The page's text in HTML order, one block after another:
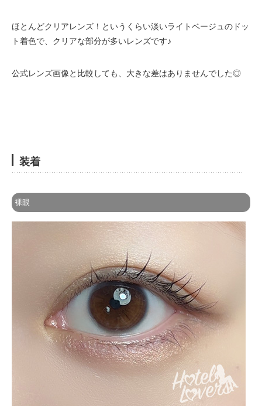
ほとんどクリアレンズ！というくらい淡いライトベージュのドッ
ト着色で、クリアな部分が多いレンズです♪
公式レンズ画像と比較しても、大きな差はありませんでした◎
装着
裸眼